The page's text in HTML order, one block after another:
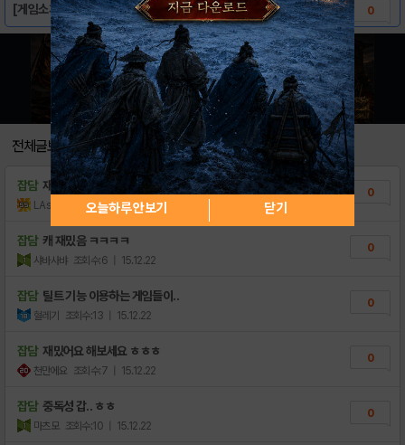
[게임소개] - SpeedX 3D 0
전체글보기
잡담 재밌구나
LAsahi 조회수:3 | 18.11.25
0
잡담 캐 재밌음 ㅋㅋㅋㅋ
샤바사뱌 조회수:6 | 15.12.22
0
잡담 틸트 기능 이용하는 게임들이..
혈레기 조회수:13 | 15.12.22
0
잡담 재밌어요 해보세요 ㅎㅎㅎ
천만에요 조회수:7 | 15.12.22
0
잡담 중독성 갑.. ㅎㅎ
마츠모 조회수:10 | 15.12.22
0
오늘하루 안보기 닫기